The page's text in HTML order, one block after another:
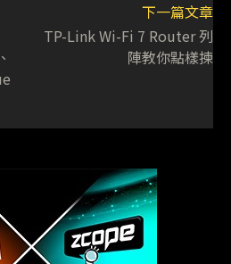
下一篇文章
TP-Link Wi-Fi 7 Router 列
陣教你點樣揀